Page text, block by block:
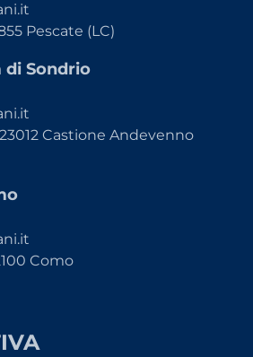
Pescate (LC)
di Sondrio
Castione Andevenno
Como